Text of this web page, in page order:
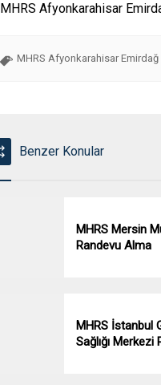
MHRS Afyonkarahisar
MHRS Afyonkarahisar
Benzer Konular
MHRS Mersin
Randevu Alma
MHRS İstanbul
Sağlığı